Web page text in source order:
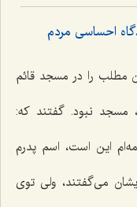
احساسی مردم
را در مسجد قائم
مسجد نبود. گفتند که:
این است، اسم پدرم
می‌گفتند، ولی توی